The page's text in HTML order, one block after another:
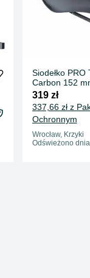
Siodełko PRO
Carbon 152
otworu, czarne
319 zł
337,66 zł z
Ochronnym
Wrocław, Krzyki
Odświeżono